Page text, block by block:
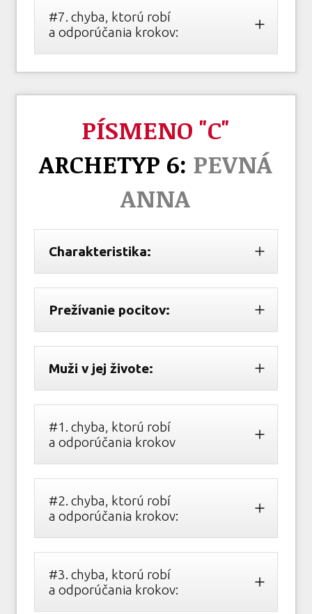
#7. chyba, ktorú robí
a odporúčania krokov:
PÍSMENO "C"
ARCHETYP 6: PEVNÁ
ANNA
Charakteristika:
Prežívanie pocitov:
Muži v jej živote:
#1. chyba, ktorú robí
a odporúčania krokov
#2. chyba, ktorú robí
a odporúčania krokov:
#3. chyba, ktorú robí
a odporúčania krokov: